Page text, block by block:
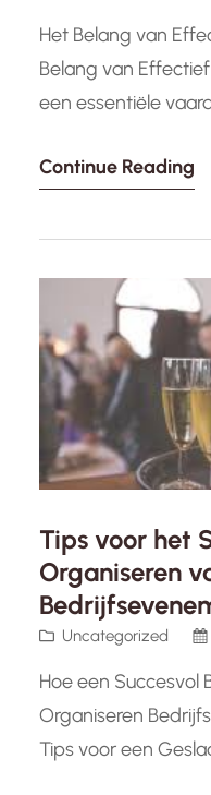
Het Belang van
Belang van
een essentiële
Of het nu gaat om
het structureren
productiviteit.…
Continue Reading
Tips voor het
Organiseren
Uncategorized
Hoe een
Organiseren
Tips voor een